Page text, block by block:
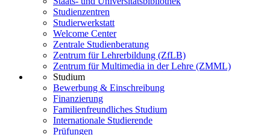
Studienzentren
Studierwerkstatt
Welcome Center
Zentrale Studienberatung
Zentrum für Lehrerbildung (ZfLB)
Zentrum für Multimedia in der Lehre (ZMML)
Studium
Bewerbung & Einschreibung
Finanzierung
Familienfreundliches Studium
Internationale Studierende
Prüfungen